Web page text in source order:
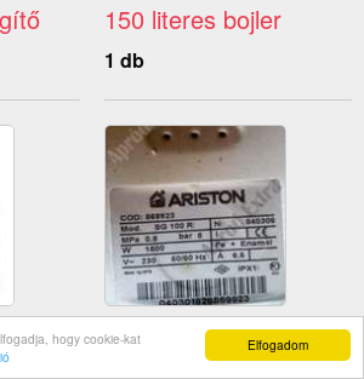
Elfogadom
hogy cookie-kat
150 literes bojler
1 db
100 literes bojler
1 db